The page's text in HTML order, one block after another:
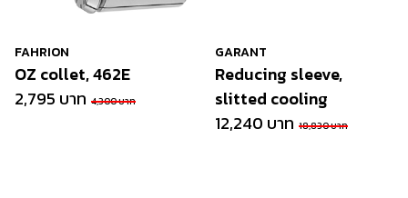
FAHRION
OZ collet, 462E
2,795 บาท 4,300 บาท
GARANT
Reducing sleeve,
slitted cooling
12,240 บาท 18,830 บาท